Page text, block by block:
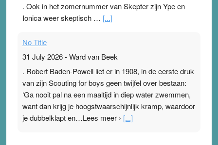
. Ook in het zomernummer van Skepter zijn Ype en
Ionica weer skeptisch … [...]
No Title
31 July 2026-Ward van Beek
. Robert Baden-Powell liet er in 1908, in de eerste druk
van zijn Scouting for boys geen twijfel over bestaan:
‘Ga nooit pal na een maaltijd in diep water zwemmen,
want dan krijg je hoogstwaarschijnlijk kramp, waardoor
je dubbelklapt en…Lees meer › [...]